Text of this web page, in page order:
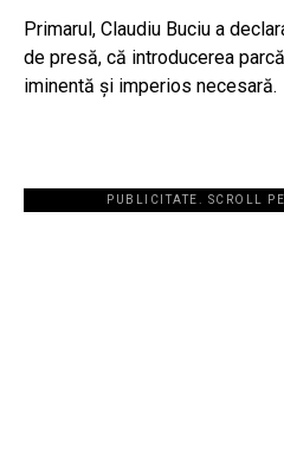
Primarul, Claudiu Buciu a
de presă, că introducerea
iminentă și imperios necesară.
PUBLICITATE. SCROLL